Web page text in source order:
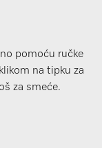
pomoću ručke
na tipku za
za smeće.